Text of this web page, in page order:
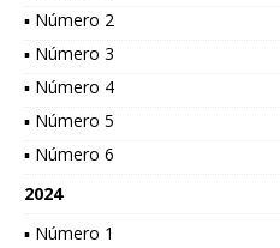
▪ Número 2
▪ Número 3
▪ Número 4
▪ Número 5
▪ Número 6
2024
▪ Número 1